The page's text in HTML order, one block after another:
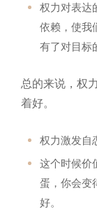
权力对表达
依赖，使我
有了对目标
总的来说，权
着好。
权力激发自
这个时候价
蛋，你会变
好。